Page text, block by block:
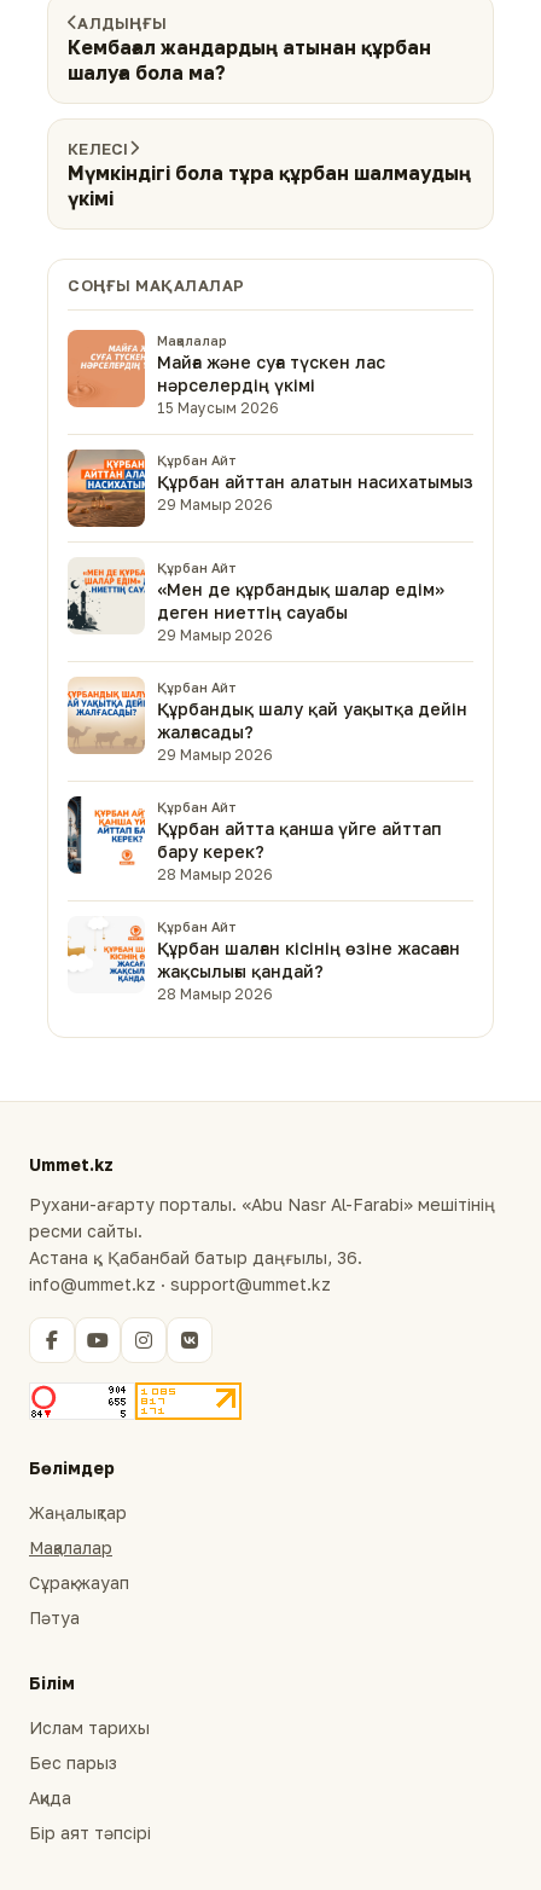
АЛДЫҢҒЫ
Кембағал жандардың атынан құрбан
шалуға бола ма?
КЕЛЕСІ
Мүмкіндігі бола тұра құрбан шалмаудың
үкімі
СОҢҒЫ МАҚАЛАЛАР
Мақалалар
Майға және суға түскен лас
нәрселердің үкімі
15 Маусым 2026
Құрбан Айт
Құрбан айттан алатын насихатымыз
29 Мамыр 2026
Құрбан Айт
«Мен де құрбандық шалар едім»
деген ниеттің сауабы
29 Мамыр 2026
Құрбан Айт
Құрбандық шалу қай уақытқа дейін
жалғасады?
29 Мамыр 2026
Құрбан Айт
Құрбан айтта қанша үйге айттап
бару керек?
28 Мамыр 2026
Құрбан Айт
Құрбан шалған кісінің өзіне жасаған
жақсылығы қандай?
28 Мамыр 2026
Ummet.kz
Рухани-ағарту порталы. «Abu Nasr Al-Farabi» мешітінің
ресми сайты.
Астана қ., Қабанбай батыр даңғылы, 36.
info@ummet.kz · support@ummet.kz
Бөлімдер
Жаңалықтар
Мақалалар
Сұрақ-жауап
Пәтуа
Білім
Ислам тарихы
Бес парыз
Ақида
Бір аят тәпсірі